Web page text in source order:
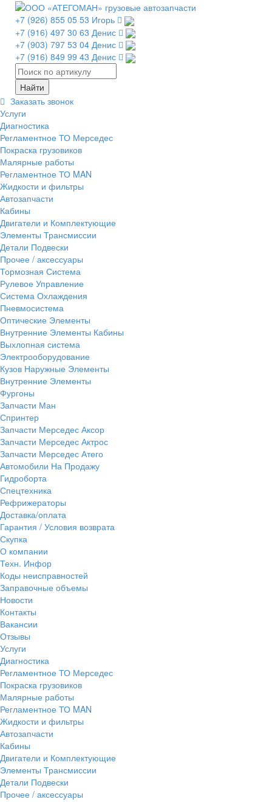
+7 (926) 855 05 53 Игорь
+7 (916) 497 30 63 Денис
+7 (903) 797 53 04 Денис
+7 (916) 849 99 43 Денис
Заказать звонок
Услуги
Диагностика
Регламентное ТО Мерседес
Покраска грузовиков
Малярные работы
Регламентное ТО MAN
Жидкости и фильтры
Автозапчасти
Кабины
Двигатели и Комплектующие
Элементы Трансмиссии
Детали Подвески
Прочее / аксессуары
Тормозная Система
Рулевое Управление
Система Охлаждения
Пневмосистема
Оптические Элементы
Внутренние Элементы Кабины
Выхлопная система
Электрооборудование
Кузов Наружные Элементы
Внутренние Элементы
Фургоны
Запчасти Ман
Спринтер
Запчасти Мерседес Аксор
Запчасти Мерседес Актрос
Запчасти Мерседес Атего
Автомобили На Продажу
Гидроборта
Спецтехника
Рефрижераторы
Доставка/оплата
Гарантия / Условия возврата
Скупка
О компании
Техн. Инфор
Коды неисправностей
Заправочные объемы
Новости
Контакты
Вакансии
Отзывы
Услуги
Диагностика
Регламентное ТО Мерседес
Покраска грузовиков
Малярные работы
Регламентное ТО MAN
Жидкости и фильтры
Автозапчасти
Кабины
Двигатели и Комплектующие
Элементы Трансмиссии
Детали Подвески
Прочее / аксессуары